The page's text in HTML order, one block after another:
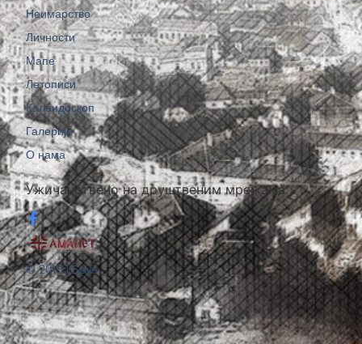
Ужичанствено на друштвеним мрежама:
© 2018 | Бруе
Неимарство
Личности
Мапе
Летописи
Калеидоскоп
Галерије
О нама